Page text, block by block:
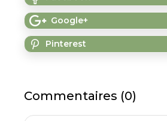
Google+
Pinterest
Commentaires (0)